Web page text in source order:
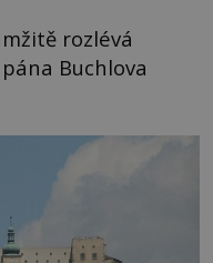
rozlévá
Buchlova